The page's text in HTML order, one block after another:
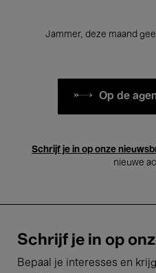
Jammer, deze maand
Op de
Schrijf je in op onze
nieuwe
Schrijf je in op
Bepaal je interesses en